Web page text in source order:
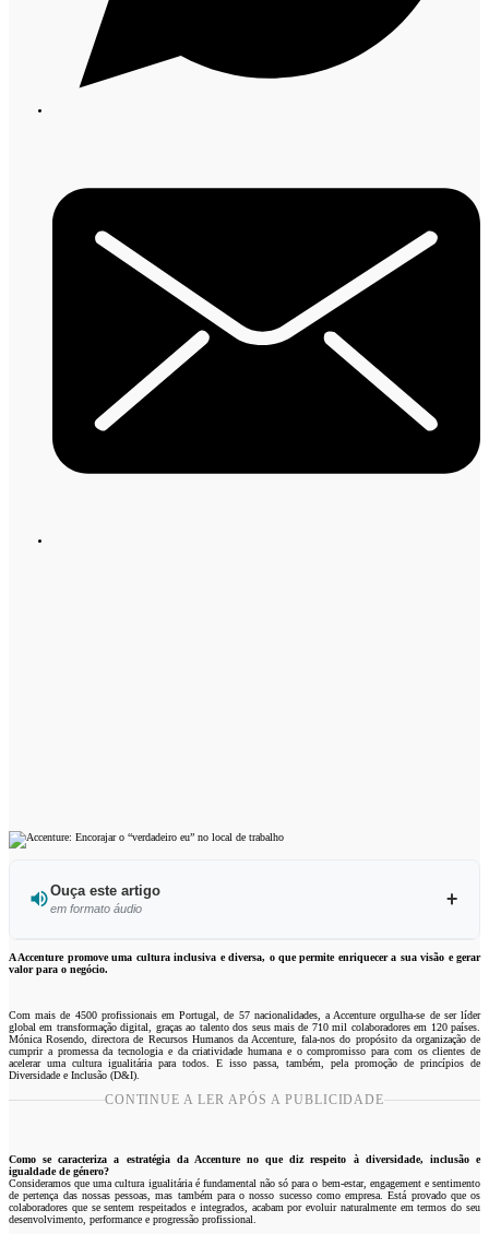
Ouça este artigo
em formato áudio
Ouvir este artigo
A Accenture promove uma cultura inclusiva e diversa, o que permite enriquecer a sua visão e gerar
valor para o negócio.
Com mais de 4500 profissionais em Portugal, de 57 nacionalidades, a Accenture orgulha-se de ser líder
global em transformação digital, graças ao talento dos seus mais de 710 mil colaboradores em 120 países.
Mónica Rosendo, directora de Recursos Humanos da Accenture, fala-nos do propósito da organização de
cumprir a promessa da tecnologia e da criatividade humana e o compromisso para com os clientes de
acelerar uma cultura igualitária para todos. E isso passa, também, pela promoção de princípios de
Diversidade e Inclusão (D&I).
CONTINUE A LER APÓS A PUBLICIDADE
Como se caracteriza a estratégia da Accenture no que diz respeito à diversidade, inclusão e
igualdade de género?
Consideramos que uma cultura igualitária é fundamental não só para o bem-estar, engagement e sentimento
de pertença das nossas pessoas, mas também para o nosso sucesso como empresa. Está provado que os
colaboradores que se sentem respeitados e integrados, acabam por evoluir naturalmente em termos do seu
desenvolvimento, performance e progressão profissional.